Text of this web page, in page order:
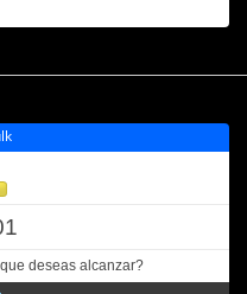
deseas alcanzar?